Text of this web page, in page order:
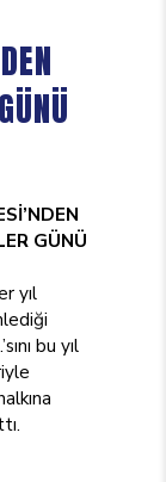
GÜNÜ
yıl
bu yıl